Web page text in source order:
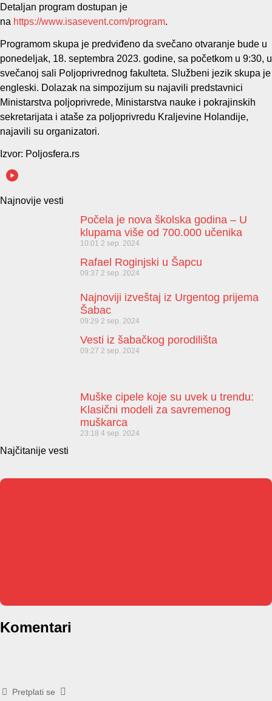
Detaljan program dostupan je
na https://www.isasevent.com/program.
Programom skupa je predviđeno da svečano otvaranje bude u
ponedeljak, 18. septembra 2023. godine, sa početkom u 9:30, u
svečanoj sali Poljoprivrednog fakulteta. Službeni jezik skupa je
engleski. Dolazak na simpozijum su najavili predstavnici
Ministarstva poljoprivrede, Ministarstva nauke i pokrajinskih
sekretarijata i ataše za poljoprivredu Kraljevine Holandije,
najavili su organizatori.
Izvor: Poljosfera.rs
Najnovije vesti
Počela je nova školska godina – U
klupama više od 700.000 učenika
10:01 2 sep. 2024
Rafael Roginjski u Šapcu
09:37 2 sep. 2024
Najnoviji izveštaj iz Urgentog prijema
Šabac
09:29 2 sep. 2024
Vesti iz šabačkog porodilišta
09:27 2 sep. 2024
Muške cipele koje su uvek u trendu:
Klasični modeli za savremenog
muškarca
23:18 4 sep. 2024
Najčitanije vesti
Komentari
Pretplati se